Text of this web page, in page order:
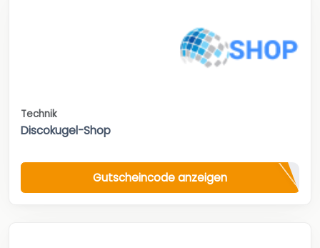
Technik
Discokugel-Shop
Gutscheincode anzeigen